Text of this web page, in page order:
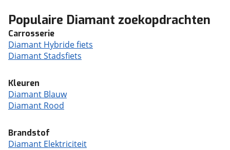
Populaire Diamant zoekopdrachten
Carrosserie
Diamant Hybride fiets
Diamant Stadsfiets
Kleuren
Diamant Blauw
Diamant Rood
Brandstof
Diamant Elektriciteit